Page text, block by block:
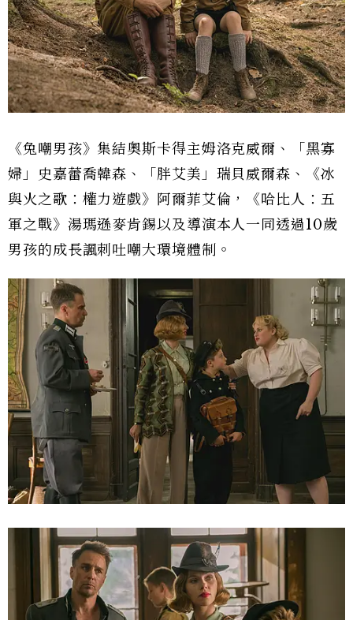
《兔嘲男孩》集結奧斯卡得主姆洛克威爾、「黑寡
婦」史嘉蕾喬韓森、「胖艾美」瑞貝威爾森、《冰
與火之歌：權力遊戲》阿爾菲艾倫，《哈比人：五
軍之戰》湯瑪遜麥肯錫以及導演本人一同透過10歲
男孩的成長諷刺吐嘲大環境體制。